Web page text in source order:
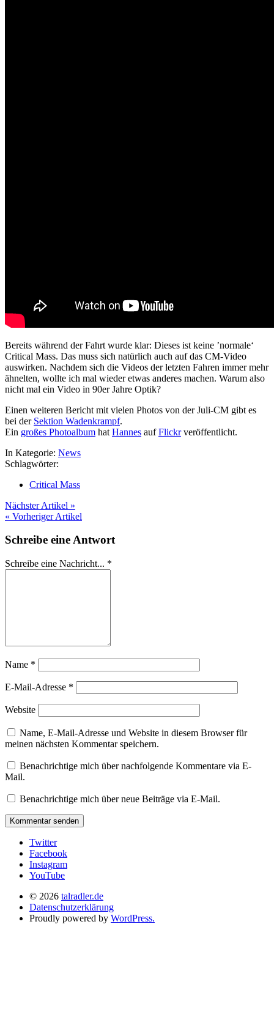
Bereits während der Fahrt wurde klar: Dieses ist keine ’normale‘
Critical Mass. Das muss sich natürlich auch auf das CM-Video
auswirken. Nachdem sich die Videos der letzten Fahren immer mehr
ähnelten, wollte ich mal wieder etwas anderes machen. Warum also
nicht mal ein Video in 90er Jahre Optik?
Einen weiteren Bericht mit vielen Photos von der Juli-CM gibt es
bei der Sektion Wadenkrampf.
Ein großes Photoalbum hat Hannes aufFlickrveröffentlicht.
In Kategorie: News
Schlagwörter:
Critical Mass
Nächster Artikel »
« Vorheriger Artikel
Schreibe eine Antwort
Schreibe eine Nachricht... *
Name *
E-Mail-Adresse *
Website
Name, E-Mail-Adresse und Website in diesem Browser für
meinen nächsten Kommentar speichern.
Benachrichtige mich über nachfolgende Kommentare via E-
Mail.
Benachrichtige mich über neue Beiträge via E-Mail.
Twitter
Facebook
Instagram
YouTube
© 2026 talradler.de
Datenschutzerklärung
Proudly powered by WordPress.